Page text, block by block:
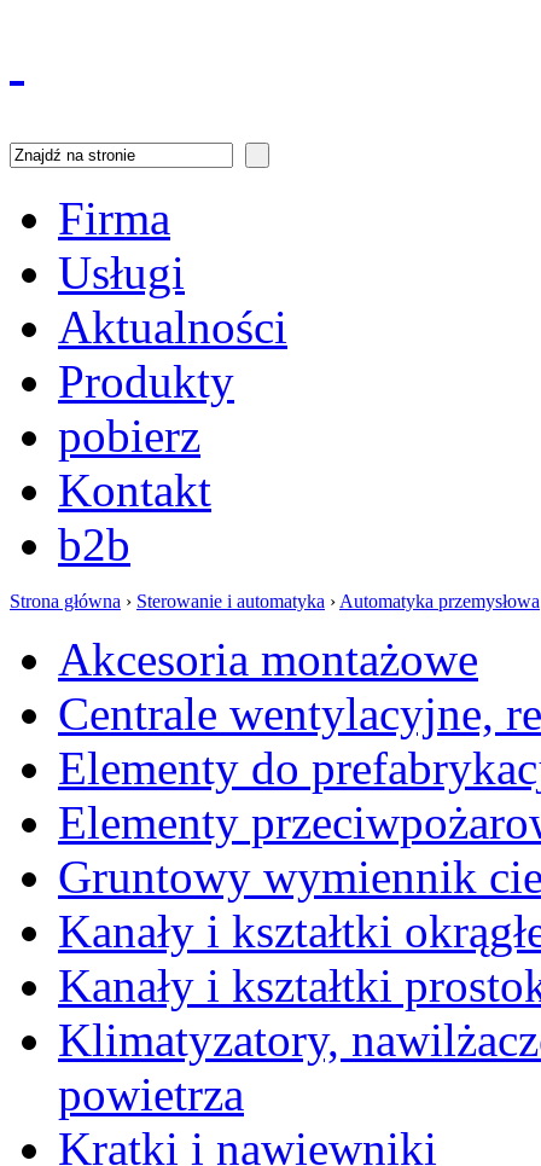
Firma
Usługi
Aktualności
Produkty
pobierz
Kontakt
b2b
Strona główna › Sterowanie i automatyka › Automatyka przemysłowa
Akcesoria montażowe
Centrale wentylacyjne,
Elementy do
Elementy
Gruntowy wymiennik
Kanały i kształtki
Kanały i kształtki
Klimatyzatory,
powietrza
Kratki i nawiewniki